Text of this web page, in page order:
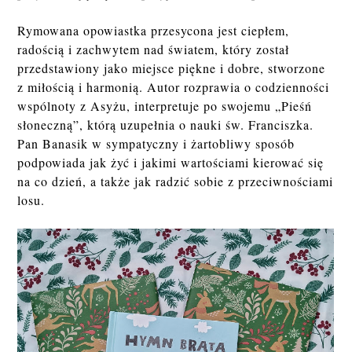
Rymowana opowiastka przesycona jest ciepłem,
radością i zachwytem nad światem, który został
przedstawiony jako miejsce piękne i dobre, stworzone
z miłością i harmonią. Autor rozprawia o codzienności
wspólnoty z Asyżu, interpretuje po swojemu „Pieśń
słoneczną”, którą uzupełnia o nauki św. Franciszka.
Pan Banasik w sympatyczny i żartobliwy sposób
podpowiada jak żyć i jakimi wartościami kierować się
na co dzień, a także jak radzić sobie z przeciwnościami
losu.